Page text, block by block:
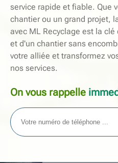
service rapide et fiable. Que
chantier ou un grand projet,
avec ML Recyclage est la
et d'un chantier sans
votre alliée et transformez
nos services.
On vous rappelle